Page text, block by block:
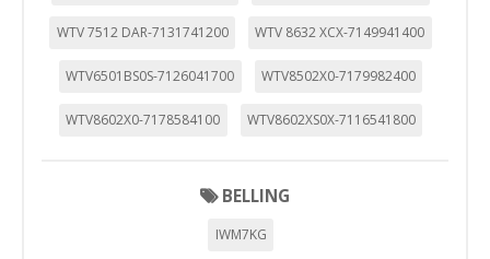
WTV 7512 DAR-7131741200 WTV 8632 XCX-7149941400
WTV6501BS0S-7126041700 WTV8502X0-7179982400
WTV8602X0-7178584100 WTV8602XS0X-7116541800
BELLING
IWM7KG